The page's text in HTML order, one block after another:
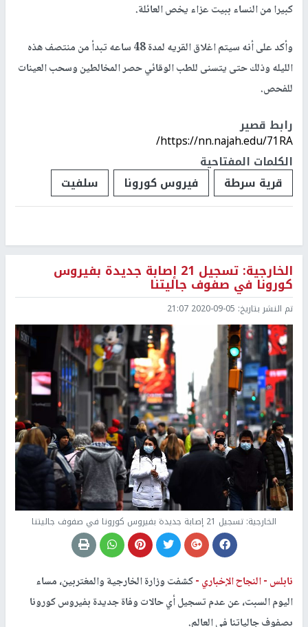
كبيرا من النساء ببيت عزاء يخص العائلة.
وأكد على أنه سيتم اغلاق القريه لمدة 48 ساعه تبدأ من منتصف هذه
الليله وذلك حتى يتسنى للطب الوقائي حصر المخالطين وسحب العينات
للفحص.
رابط قصير
https://nn.najah.edu/71RA/
الكلمات المفتاحية
قرية سرطة
فيروس كورونا سلفيت
الخارجية: تسجيل 21 إصابة جديدة بفيروس
كورونا في صفوف جاليتنا
تم النشر بتاريخ: 2020-09-05 21:07
الخارجية: تسجيل 21 إصابة جديدة بفيروس كورونا في صفوف جاليتنا
نابلس -النجاح الإخباري -كشفت وزارة الخارجية والمغتربين، مساء
اليوم السبت، عن عدم تسجيل أي حالات وفاة جديدة بفيروس كورونا
بصفوف جالياتنا في العالم.